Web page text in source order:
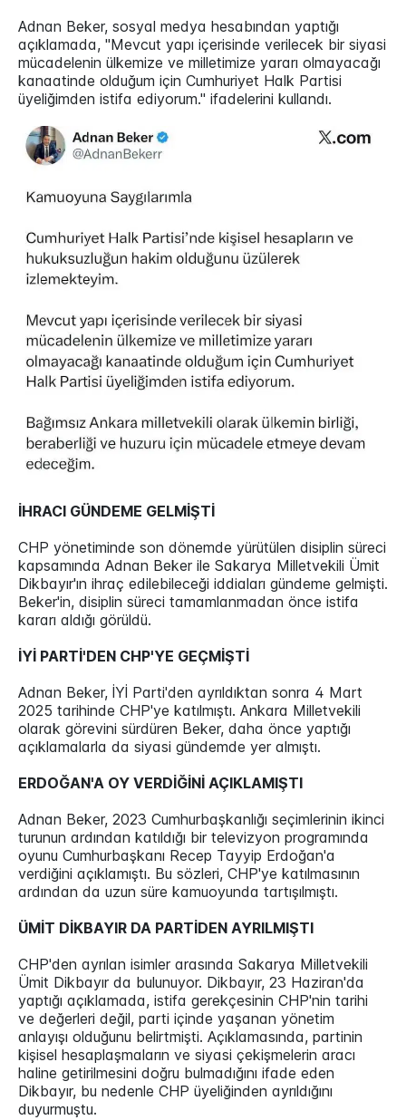
Adnan Beker, sosyal medya hesabından yaptığı
açıklamada, "Mevcut yapı içerisinde verilecek bir siyasi
mücadelenin ülkemize ve milletimize yararı olmayacağı
kanaatinde olduğum için Cumhuriyet Halk Partisi
üyeliğimden istifa ediyorum." ifadelerini kullandı.
İHRACI GÜNDEME GELMİŞTİ
CHP yönetiminde son dönemde yürütülen disiplin süreci
kapsamında Adnan Beker ile Sakarya Milletvekili Ümit
Dikbayır'ın ihraç edilebileceği iddiaları gündeme gelmişti.
Beker'in, disiplin süreci tamamlanmadan önce istifa
kararı aldığı görüldü.
İYİ PARTİ'DEN CHP'YE GEÇMİŞTİ
Adnan Beker, İYİ Parti'den ayrıldıktan sonra 4 Mart
2025 tarihinde CHP'ye katılmıştı. Ankara Milletvekili
olarak görevini sürdüren Beker, daha önce yaptığı
açıklamalarla da siyasi gündemde yer almıştı.
ERDOĞAN'A OY VERDİĞİNİ AÇIKLAMIŞTI
Adnan Beker, 2023 Cumhurbaşkanlığı seçimlerinin ikinci
turunun ardından katıldığı bir televizyon programında
oyunu Cumhurbaşkanı Recep Tayyip Erdoğan'a
verdiğini açıklamıştı. Bu sözleri, CHP'ye katılmasının
ardından da uzun süre kamuoyunda tartışılmıştı.
ÜMİT DİKBAYIR DA PARTİDEN AYRILMIŞTI
CHP'den ayrılan isimler arasında Sakarya Milletvekili
Ümit Dikbayır da bulunuyor. Dikbayır, 23 Haziran'da
yaptığı açıklamada, istifa gerekçesinin CHP'nin tarihi
ve değerleri değil, parti içinde yaşanan yönetim
anlayışı olduğunu belirtmişti. Açıklamasında, partinin
kişisel hesaplaşmaların ve siyasi çekişmelerin aracı
haline getirilmesini doğru bulmadığını ifade eden
Dikbayır, bu nedenle CHP üyeliğinden ayrıldığını
duyurmuştu.